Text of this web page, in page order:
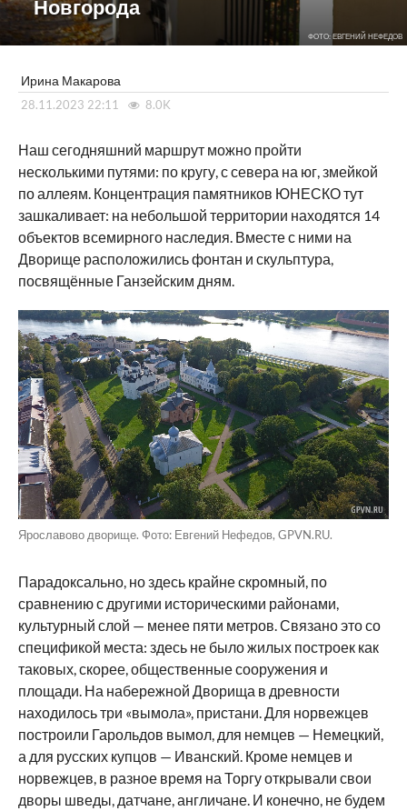
Новгорода
ФОТО: ЕВГЕНИЙ НЕФЕДОВ
Ирина Макарова
28.11.2023 22:11 8.0K
Наш сегодняшний маршрут можно пройти
несколькими путями: по кругу, с севера на юг, змейкой
по аллеям. Концентрация памятников ЮНЕСКО тут
зашкаливает: на небольшой территории находятся 14
объектов всемирного наследия. Вместе с ними на
Дворище расположились фонтан и скульптура,
посвящённые Ганзейским дням.
Ярославово дворище. Фото: Евгений Нефедов, GPVN.RU.
Парадоксально, но здесь крайне скромный, по
сравнению с другими историческими районами,
культурный слой — менее пяти метров. Связано это со
спецификой места: здесь не было жилых построек как
таковых, скорее, общественные сооружения и
площади. На набережной Дворища в древности
находилось три «вымола», пристани. Для норвежцев
построили Гарольдов вымол, для немцев — Немецкий,
а для русских купцов — Иванский. Кроме немцев и
норвежцев, в разное время на Торгу открывали свои
дворы шведы, датчане, англичане. И конечно, не будем